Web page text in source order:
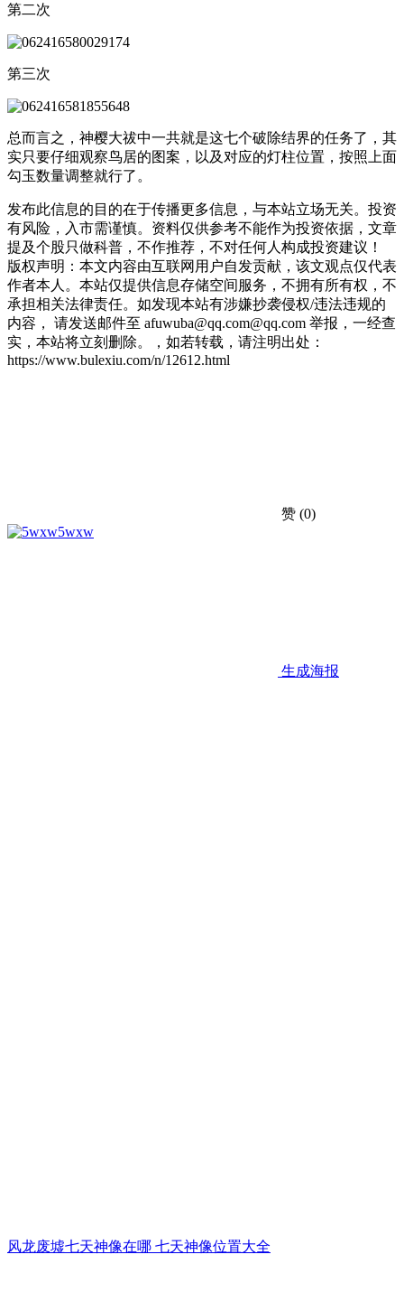
第二次
第三次
总而言之，神樱大祓中一共就是这七个破除结界的任务了，其
实只要仔细观察鸟居的图案，以及对应的灯柱位置，按照上面
勾玉数量调整就行了。
发布此信息的目的在于传播更多信息，与本站立场无关。投资
有风险，入市需谨慎。资料仅供参考不能作为投资依据，文章
提及个股只做科普，不作推荐，不对任何人构成投资建议！
版权声明：本文内容由互联网用户自发贡献，该文观点仅代表
作者本人。本站仅提供信息存储空间服务，不拥有所有权，不
承担相关法律责任。如发现本站有涉嫌抄袭侵权/违法违规的
内容， 请发送邮件至 afuwuba@qq.com@qq.com 举报，一经查
实，本站将立刻删除。，如若转载，请注明出处：
https://www.bulexiu.com/n/12612.html
赞 (0)
5wxw
生成海报
风龙废墟七天神像在哪 七天神像位置大全